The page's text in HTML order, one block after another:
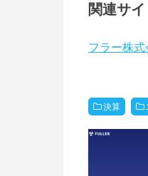
関連サイ
フラー株式
決算